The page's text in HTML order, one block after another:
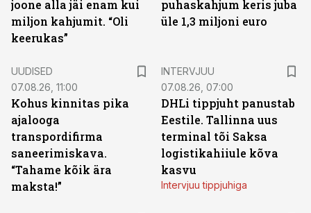
joone alla jäi enam kui
miljon kahjumit. “Oli
keerukas”
puhaskahjum keris juba
üle 1,3 miljoni euro
UUDISED
07.08.26, 11:00
Kohus kinnitas pika
ajalooga
transpordifirma
saneerimiskava.
“Tahame kõik ära
maksta!”
INTERVJUU
07.08.26, 07:00
DHLi tippjuht panustab
Eestile. Tallinna uus
terminal tõi Saksa
logistikahiiule kõva
kasvu
Intervjuu tippjuhiga